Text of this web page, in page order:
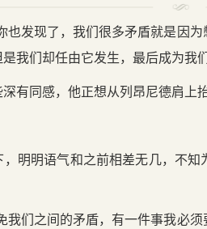
也发现了，我们很多矛盾就是因
我们却任由它发生，最后成为我
有同感，他正想从列昂尼德肩上
明明语气和之前相差无几，不
我们之间的矛盾，有一件事我必